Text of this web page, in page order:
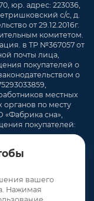
вашего
Нажимая
юр. адрес: 223036,
с/с, д.
от 29.12.2016г.
комитетом.
в ТР №367057 от
почты лица,
покупателей о
о
местных
по месту
сна»,
покупателей: